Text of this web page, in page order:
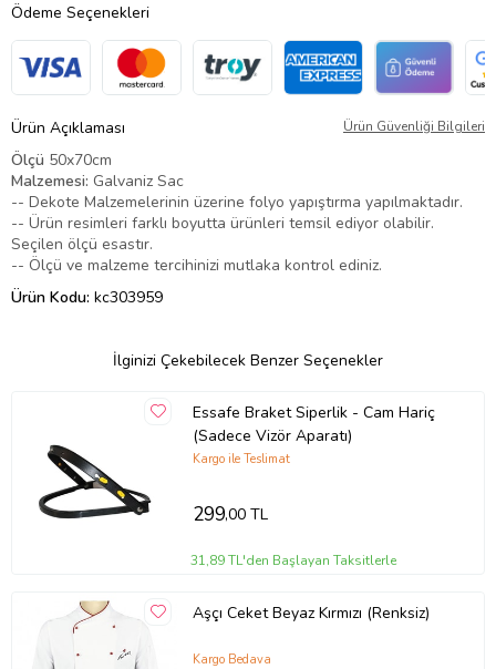
Ödeme Seçenekleri
Ürün Açıklaması Ürün Güvenliği Bilgileri
Ölçü 50x70cm
Malzemesi: Galvaniz Sac
-- Dekote Malzemelerinin üzerine folyo yapıştırma yapılmaktadır.
-- Ürün resimleri farklı boyutta ürünleri temsil ediyor olabilir.
Seçilen ölçü esastır.
-- Ölçü ve malzeme tercihinizi mutlaka kontrol ediniz.
Ürün Kodu: kc303959
İlginizi Çekebilecek Benzer Seçenekler
Essafe Braket Siperlik - Cam Hariç
(Sadece Vizör Aparatı)
Kargo ile Teslimat
299,00 TL
31,89 TL'den Başlayan Taksitlerle
Aşçı Ceket Beyaz Kırmızı (Renksiz)
Kargo Bedava